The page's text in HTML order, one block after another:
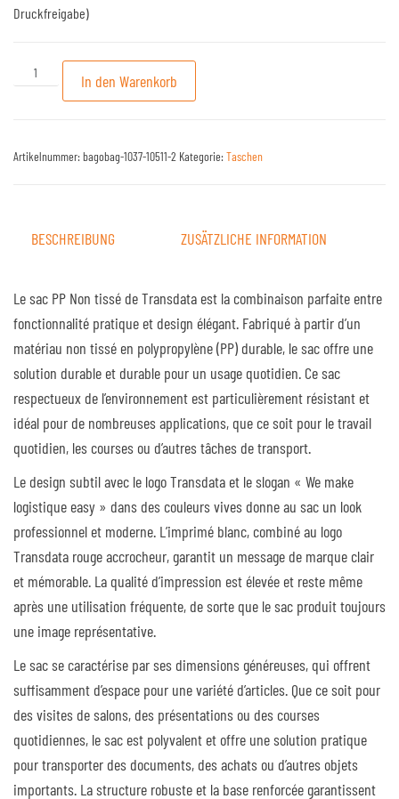
Druckfreigabe)
Modèle : PP Non tissé Sacs #37 Menge
In den Warenkorb
Artikelnummer:bagobag-1037-10511-2 Kategorie:Taschen
BESCHREIBUNG ZUSÄTZLICHE INFORMATION
Le sac PP Non tissé de Transdata est la combinaison parfaite entre
fonctionnalité pratique et design élégant. Fabriqué à partir d’un
matériau non tissé en polypropylène (PP) durable, le sac offre une
solution durable et durable pour un usage quotidien. Ce sac
respectueux de l’environnement est particulièrement résistant et
idéal pour de nombreuses applications, que ce soit pour le travail
quotidien, les courses ou d’autres tâches de transport.
Le design subtil avec le logo Transdata et le slogan « We make
logistique easy » dans des couleurs vives donne au sac un look
professionnel et moderne. L’imprimé blanc, combiné au logo
Transdata rouge accrocheur, garantit un message de marque clair
et mémorable. La qualité d’impression est élevée et reste même
après une utilisation fréquente, de sorte que le sac produit toujours
une image représentative.
Le sac se caractérise par ses dimensions généreuses, qui offrent
suffisamment d’espace pour une variété d’articles. Que ce soit pour
des visites de salons, des présentations ou des courses
quotidiennes, le sac est polyvalent et offre une solution pratique
pour transporter des documents, des achats ou d’autres objets
importants. La structure robuste et la base renforcée garantissent